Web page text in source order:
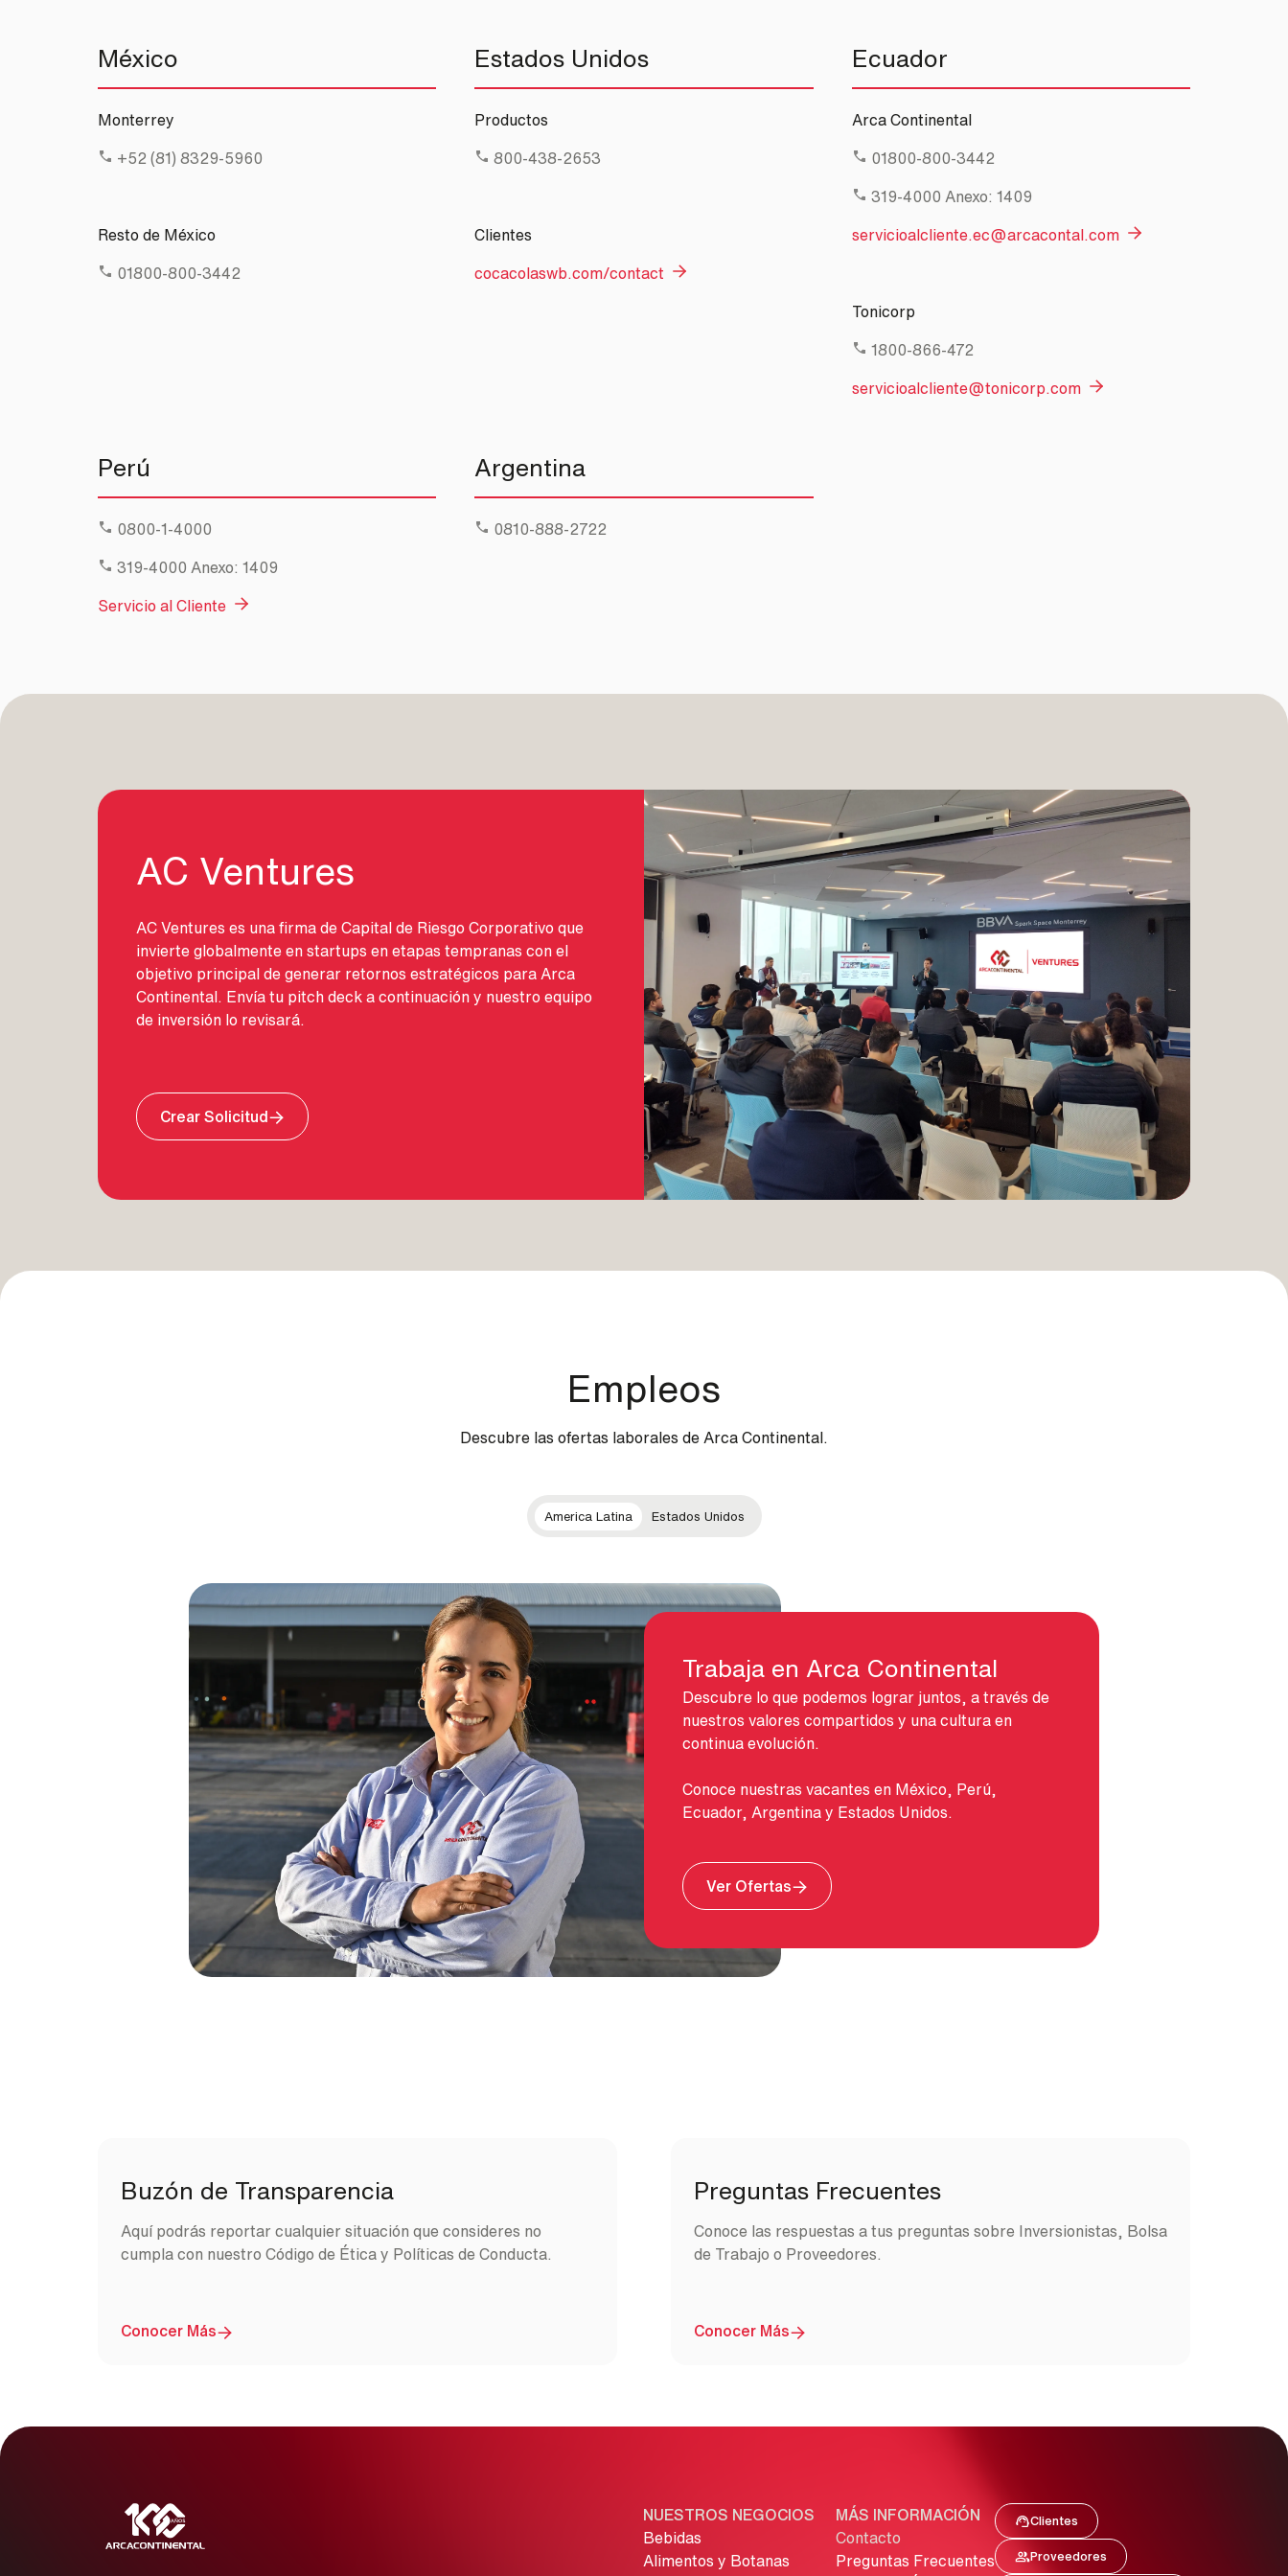
México
Monterrey
+52 (81) 8329-5960
Resto de México
01800-800-3442
Estados Unidos
Productos
800-438-2653
Clientes
cocacolaswb.com/contact
Ecuador
Arca Continental
01800-800-3442
319-4000 Anexo: 1409
servicioalcliente.ec@arcacontal.com
Tonicorp
1800-866-472
servicioalcliente@tonicorp.com
Perú
0800-1-4000
319-4000 Anexo: 1409
Servicio al Cliente
Argentina
0810-888-2722
AC Ventures
AC Ventures es una firma de Capital de Riesgo Corporativo que
invierte globalmente en startups en etapas tempranas con el
objetivo principal de generar retornos estratégicos para Arca
Continental. Envía tu pitch deck a continuación y nuestro equipo
de inversión lo revisará.
Image
Crear Solicitud
Empleos
Descubre las ofertas laborales de Arca Continental.
America Latina Estados Unidos
Imagen
Trabaja en Arca Continental
Descubre lo que podemos lograr juntos, a través de
nuestros valores compartidos y una cultura en
continua evolución.
Conoce nuestras vacantes en México, Perú,
Ecuador, Argentina y Estados Unidos.
Image
Ver Ofertas
Buzón de Transparencia
Aquí podrás reportar cualquier situación que consideres no
cumpla con nuestro Código de Ética y Políticas de Conducta.
Image
Conocer Más
Preguntas Frecuentes
Conoce las respuestas a tus preguntas sobre Inversionistas, Bolsa
de Trabajo o Proveedores.
Image
Conocer Más
NUESTROS NEGOCIOS
Bebidas
Alimentos y Botanas
MÁS INFORMACIÓN
Contacto
Preguntas Frecuentes
Image
Clientes
Clientes
ImageProveedores
Proveedores